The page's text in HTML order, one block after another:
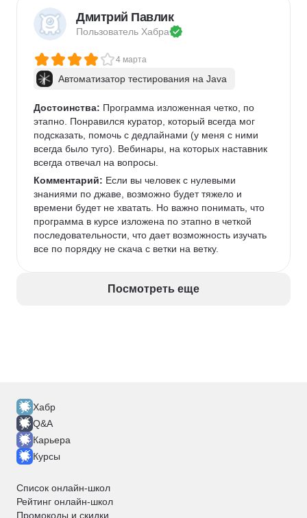
Дмитрий Павлик
Пользователь Хабра
4 марта
Автоматизатор тестирования на Java
Достоинства: Программа изложенная четко, по
этапно. Понравился куратор, который всегда мог
подсказать, помочь с дедлайнами (у меня с ними
всегда было туго). Вебинары, на которых наставник
всегда отвечал на вопросы.
Комментарий: Если вы человек с нулевыми
знаниями по джаве, возможно будет тяжело и
времени будет не хватать. Но важно понимать, что
программа в курсе изложена по этапно в четкой
последовательности, что дает возможность изучать
все по порядку не скача с ветки на ветку.
Посмотреть еще
Хабр
Q&A
Карьера
Курсы
Список онлайн-школ
Рейтинг онлайн-школ
Промокоды и скидки